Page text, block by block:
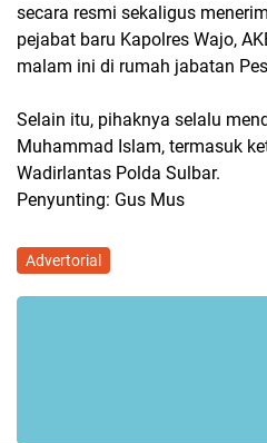
secara resmi sekaligus
pejabat baru Kapolres Wajo,
malam ini di rumah jabatan
Selain itu, pihaknya selalu
Muhammad Islam, termasuk
Wadirlantas Polda Sulbar.
Penyunting: Gus Mus
Advertorial